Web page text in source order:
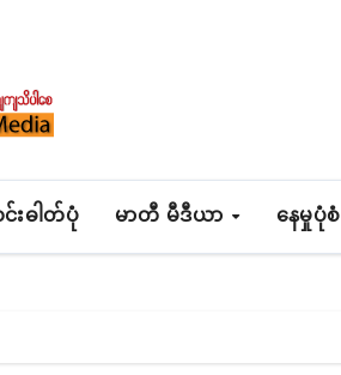
းဓါတ်ပုံ မာတီ မီဒီယာ နေမှုပုံစံ